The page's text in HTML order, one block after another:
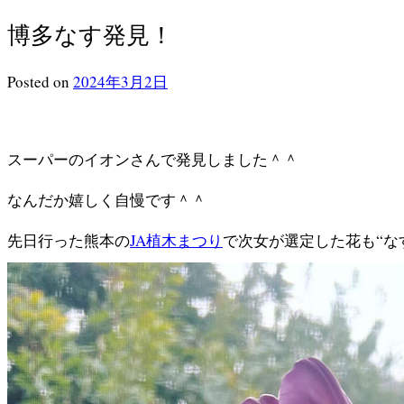
博多なす発見！
Posted on 2024年3月2日
スーパーのイオンさんで発見しました＾＾
なんだか嬉しく自慢です＾＾
先日行った熊本のJA植木まつり で次女が選定した花も“な